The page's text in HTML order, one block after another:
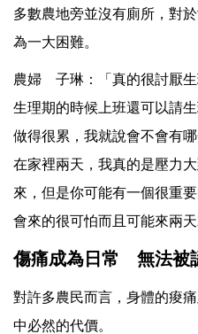
多數農地旁並沒有廁所，對
為一大困難。
農婦 子琳：「真的很討厭生
生理期的時候上班還可以請
做得很累，我就說會不會有
在家裡兩天，我真的是壓力
來，但是你可能有一個很重
會來的很可怕而且可能來兩天
傷痛成為日常 無法被
對許多農民而言，身體的痠
中必然的代價。